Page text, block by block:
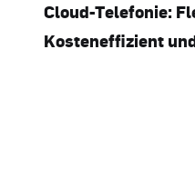
Cloud-Telefonie:
Kosteneffizient